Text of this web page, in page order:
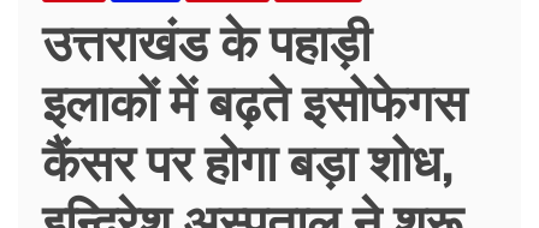
उत्तराखंड के पहाड़ी
इलाकों में बढ़ते इसोफेगस
कैंसर पर होगा बड़ा शोध,